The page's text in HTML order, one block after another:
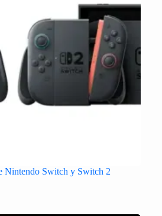
Nintendo Switch y Switch 2